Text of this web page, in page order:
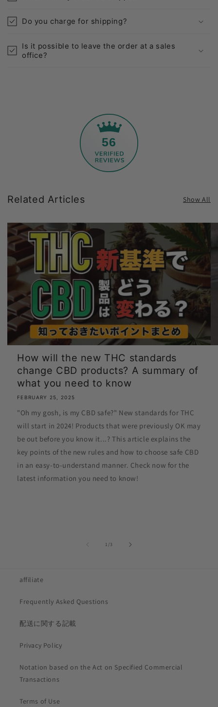
Do you charge for shipping?
Is it possible to leave the order at a sales
office?
56
Related Articles Show All
How will the new THC standards
change CBD products? A summary of
what you need to know
FEBRUARY 25, 2025
"Oh my gosh, is my CBD safe?" New standards for THC
will start in 2024! Products that were previously OK may
be out before you know it...? This article explains the
key points of the new rules and how to choose safe CBD
in an easy-to-understand manner. Check now for the
latest information you need to know!
1 /of
3
affiliate
Frequently Asked Questions
配送に関する記載
Privacy Policy
Notation based on the Act on Specified Commercial
Transactions
Terms of Use